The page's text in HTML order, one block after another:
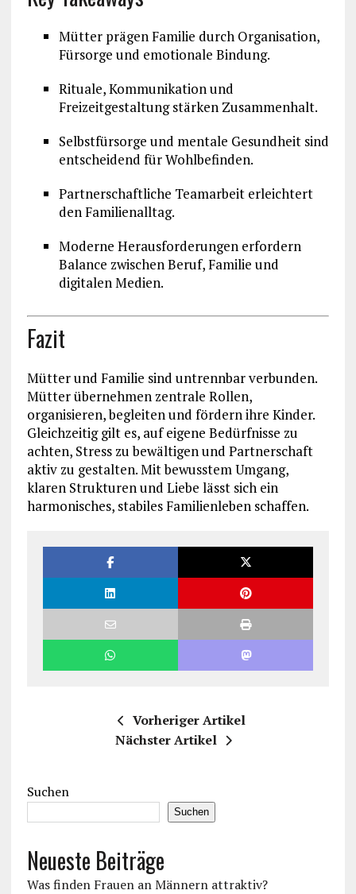
Mütter prägen Familie durch Organisation,
Fürsorge und emotionale Bindung.
Rituale, Kommunikation und
Freizeitgestaltung stärken Zusammenhalt.
Selbstfürsorge und mentale Gesundheit sind
entscheidend für Wohlbefinden.
Partnerschaftliche Teamarbeit erleichtert
den Familienalltag.
Moderne Herausforderungen erfordern
Balance zwischen Beruf, Familie und
digitalen Medien.
Fazit
Mütter und Familie sind untrennbar verbunden.
Mütter übernehmen zentrale Rollen,
organisieren, begleiten und fördern ihre Kinder.
Gleichzeitig gilt es, auf eigene Bedürfnisse zu
achten, Stress zu bewältigen und Partnerschaft
aktiv zu gestalten. Mit bewusstem Umgang,
klaren Strukturen und Liebe lässt sich ein
harmonisches, stabiles Familienleben schaffen.
Vorheriger Artikel
Nächster Artikel
Suchen
Suchen
Neueste Beiträge
Was finden Frauen an Männern attraktiv?